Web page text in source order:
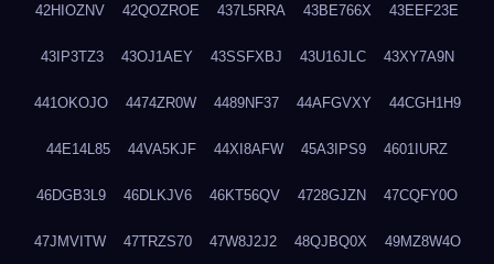
42HIOZNV 42QOZROE 437L5RRA 43BE766X 43EEF23E
43IP3TZ3 43OJ1AEY 43SSFXBJ 43U16JLC 43XY7A9N
441OKOJO 4474ZR0W 4489NF37 44AFGVXY 44CGH1H9
44E14L85 44VA5KJF 44XI8AFW 45A3IPS9 4601IURZ
46DGB3L9 46DLKJV6 46KT56QV 4728GJZN 47CQFY0O
47JMVITW 47TRZS70 47W8J2J2 48QJBQ0X 49MZ8W4O